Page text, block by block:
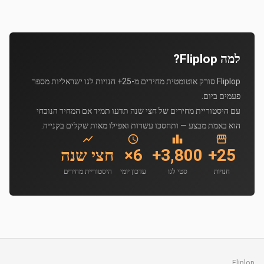
למה Fliplop?
Fliplop סורק אוטומטית מחירים מ-25+ חנויות לגו ישראליות מספר
פעמים ביום.
עם היסטוריית מחירים של חצי שנה תדעו תמיד אם המחיר הנוכחי
הוא באמת מבצע — ותחסכו עשרות ואפילו מאות שקלים בקנייה.
25+
חנויות
3,800+
סטי לגו
6×
עדכון יומי
חצי שנה
היסטוריית מחירים